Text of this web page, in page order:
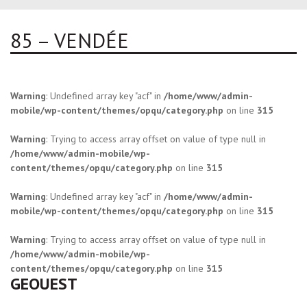
85 – VENDÉE
Warning: Undefined array key "acf" in /home/www/admin-
mobile/wp-content/themes/opqu/category.php on line 315
Warning: Trying to access array offset on value of type null in
/home/www/admin-mobile/wp-
content/themes/opqu/category.php on line 315
Warning: Undefined array key "acf" in /home/www/admin-
mobile/wp-content/themes/opqu/category.php on line 315
Warning: Trying to access array offset on value of type null in
/home/www/admin-mobile/wp-
content/themes/opqu/category.php on line 315
GEOUEST